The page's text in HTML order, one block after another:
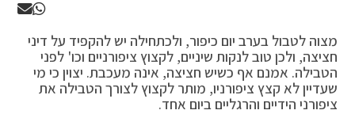
מצוה לטבול בערב יום כיפור, ולכתחילה יש להקפיד על דיני
חציצה, ולכן טוב לנקות שיניים, לקצוץ ציפורניים וכו' לפני
הטבילה. אמנם אף כשיש חציצה, אינה מעכבת. יצוין כי מי
שעדיין לא קצץ ציפורניו, מותר לקצוץ לצורך הטבילה את
ציפורני הידיים והרגליים ביום אחד.